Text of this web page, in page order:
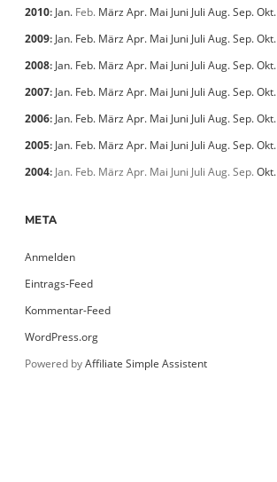
2010: Jan. Feb. März Apr. Mai Juni Juli Aug.Sep.Okt.
2009: Jan. Feb. März Apr. Mai Juni Juli Aug.Sep.Okt.
2008: Jan. Feb. März Apr. Mai Juni Juli Aug.Sep.Okt.
2007: Jan. Feb. März Apr. Mai Juni Juli Aug.Sep.Okt.
2006: Jan. Feb. März Apr. Mai Juni Juli Aug.Sep.Okt.
2005: Jan. Feb. März Apr. Mai Juni Juli Aug.Sep.Okt.
2004: Jan. Feb. März Apr. Mai Juni Juli Aug.Sep.Okt.
META
Anmelden
Eintrags-Feed
Kommentar-Feed
WordPress.org
Powered byAffiliate Simple Assistent